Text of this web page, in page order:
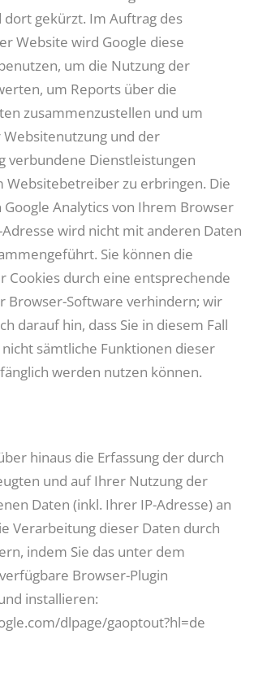
gekürzt. Im Auftrag des
Website wird Google diese
um die Nutzung der
um Reports über die
zusammenzustellen und um
und der
verbundene Dienstleistungen
Websitebetreiber zu erbringen. Die
Google Analytics von Ihrem Browser
wird nicht mit anderen Daten
Sie können die
Cookies durch eine entsprechende
Browser-Software verhindern; wir
darauf hin, dass Sie in diesem Fall
sämtliche Funktionen dieser
werden nutzen können.
hinaus die Erfassung der durch
und auf Ihrer Nutzung der
Daten (inkl. Ihrer IP-Adresse) an
Verarbeitung dieser Daten durch
indem Sie das unter dem
Browser-Plugin
installieren:
dlpage/gaoptout?hl=de